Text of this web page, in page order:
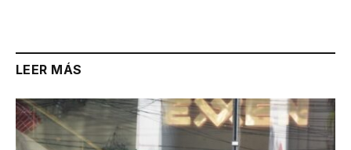
LEER MÁS